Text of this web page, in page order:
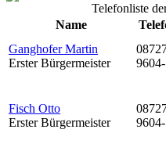
Telefonliste
Name
Ganghofer Martin
Erster Bürgermeister
Fisch Otto
Erster Bürgermeister